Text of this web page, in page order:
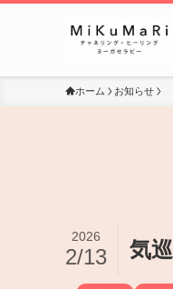
ホーム お知らせ
気
2026
2/13